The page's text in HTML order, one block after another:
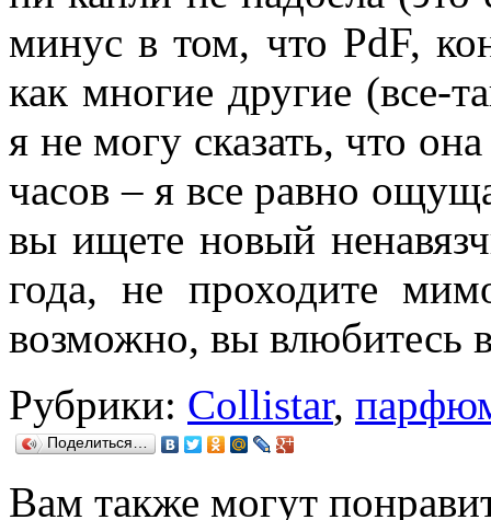
минус в том, что PdF,
как многие другие (все-
я не могу сказать, что
часов – я все равно
вы ищете новый
года, не проходите
возможно, вы влюбитесь
Рубрики: Collistar,
Поделиться…
Вам также могут